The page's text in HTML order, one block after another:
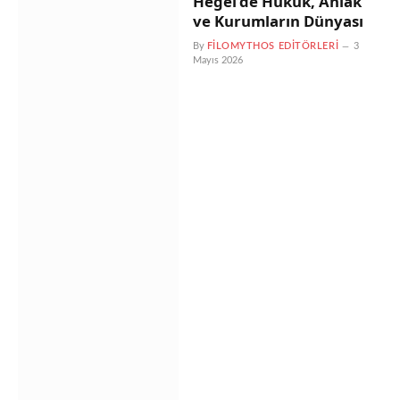
ve Kurumların Dünyası
By FILOMYTHOS EDITÖRLERI
3
Mayıs 2026